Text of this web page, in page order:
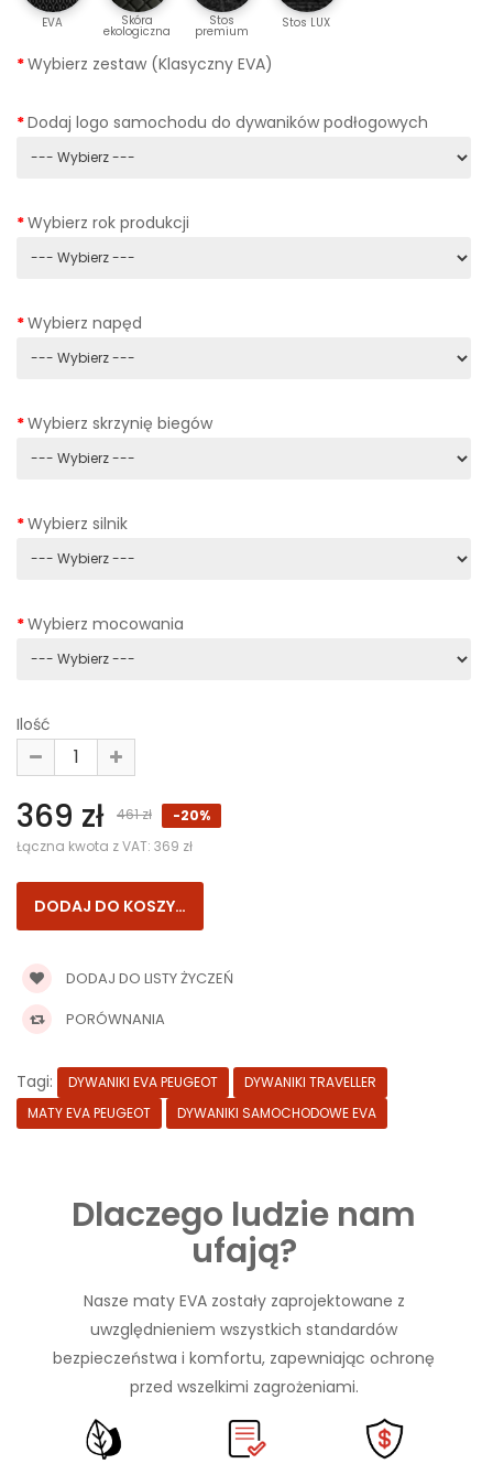
EVA Skóra
ekologiczna
Stos
premium
Stos LUX
Wybierz zestaw (Klasyczny EVA)
Dodaj logo samochodu do dywaników podłogowych
Wybierz rok produkcji
Wybierz napęd
Wybierz skrzynię biegów
Wybierz silnik
Wybierz mocowania
Ilość
369 zł 461 zł
-20%
Łączna kwota z VAT: 369 zł
DODAJ DO LISTY ŻYCZEŃ
PORÓWNANIA
Tagi: DYWANIKI EVA PEUGEOT
DYWANIKI TRAVELLER
MATY EVA PEUGEOT
DYWANIKI SAMOCHODOWE EVA
Dlaczego ludzie nam
ufają?
Nasze maty EVA zostały zaprojektowane z
uwzględnieniem wszystkich standardów
bezpieczeństwa i komfortu, zapewniając ochronę
przed wszelkimi zagrożeniami.